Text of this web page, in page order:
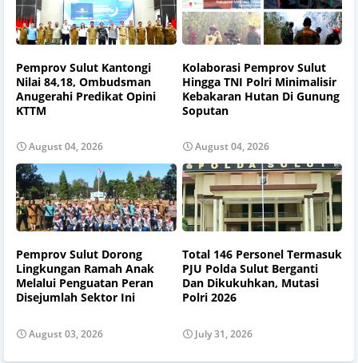
Pemprov Sulut Kantongi
Nilai 84,18, Ombudsman
Anugerahi Predikat Opini
KTTM
August 04, 2026
Kolaborasi Pemprov Sulut
Hingga TNI Polri Minimalisir
Kebakaran Hutan Di Gunung
Soputan
August 04, 2026
Pemprov Sulut Dorong
Lingkungan Ramah Anak
Melalui Penguatan Peran
Disejumlah Sektor Ini
August 03, 2026
Total 146 Personel Termasuk
PJU Polda Sulut Berganti
Dan Dikukuhkan, Mutasi
Polri 2026
July 31, 2026